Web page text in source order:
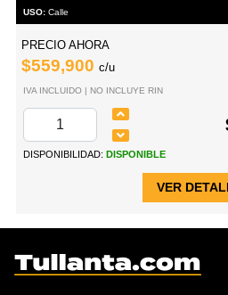
USO: Calle
PRECIO AHORA
$559,900 c/u
IVA INCLUIDO | NO INCLUYE RIN
DISPONIBILIDAD: DISPONIBLE
VER